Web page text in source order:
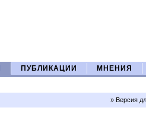
ПУБЛИКАЦИИ МНЕНИЯ
» Версия